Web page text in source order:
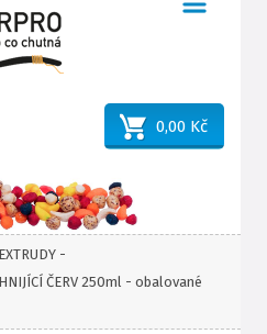
0,00 Kč
EXTRUDY -
HNIJÍCÍ ČERV 250ml - obalované